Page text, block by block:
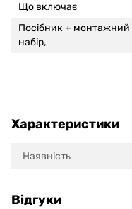
Що включає
Посібник + монтажний
набір,
Характеристики
Наявність
Відгуки